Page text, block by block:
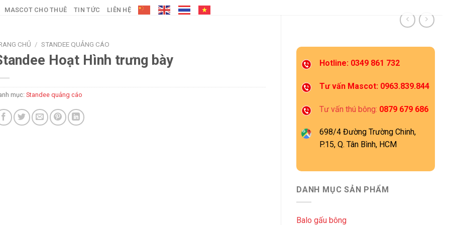
MASCOT CHO THUÊ TIN TỨC LIÊN HỆ
Hotline: 0349 861 732
Tư vấn Mascot: 0963.839.844
Tư vấn thú bông: 0879 679 686
698/4 Đường Trường Chinh,
P.15, Q. Tân Bình, HCM
DANH MỤC SẢN PHẨM
Balo gấu bông
CHỦ / STANDEE QUẢNG CÁO
Hoạt Hình trưng bày
mục:Standee quảng cáo